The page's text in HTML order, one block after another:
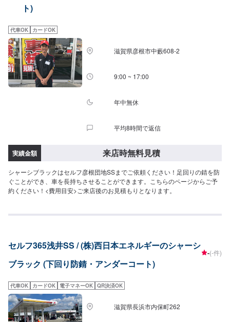
ト)
代車OK カードOK
滋賀県彦根市中藪608-2
9:00 ~ 17:00
年中無休
平均8時間で返信
実績金額 来店時無料見積
シャーシブラックはセルフ彦根団地SSまでご依頼ください！足回りの錆を防
ぐことができ、車を長持ちさせることができます。こちらのページからご予
約ください！<費用目安>ご来店後のお見積もりとなります。
セルフ365浅井SS / (株)西日本エネルギーのシャーシ
ブラック (下回り防錆・アンダーコート)
-(-件)
代車OK カードOK 電子マネーOK QR決済OK
滋賀県長浜市内保町262